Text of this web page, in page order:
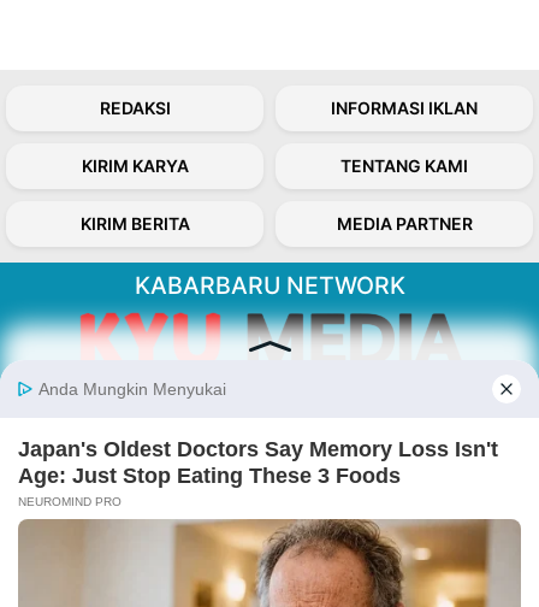
REDAKSI INFORMASI IKLAN
KIRIM KARYA TENTANG KAMI
KIRIM BERITA MEDIA PARTNER
KABARBARU NETWORK
Kabarbaru.co menyajikan berita aktual dan
inspiratif dari sudut pandang berbaik sangka
Follow Kabarbaru